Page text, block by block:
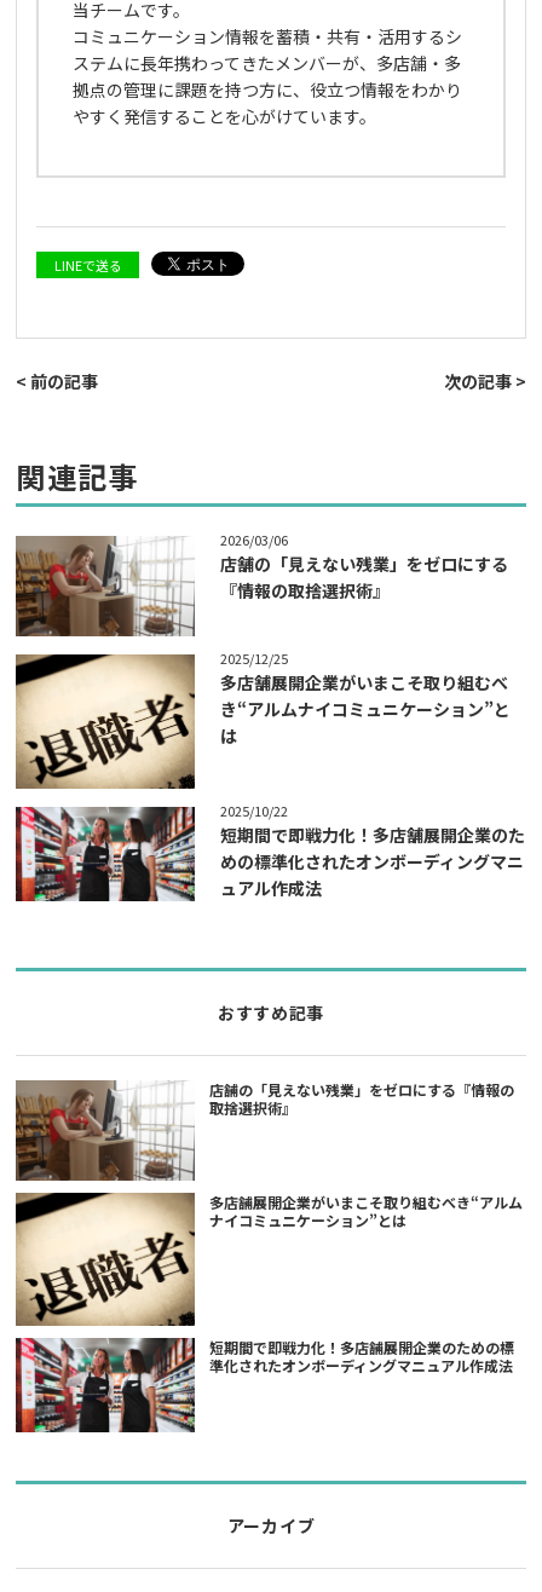
当チームです。
コミュニケーション情報を蓄積・共有・活用するシ
ステムに長年携わってきたメンバーが、多店舗・多
拠点の管理に課題を持つ方に、役立つ情報をわかり
やすく発信することを心がけています。
LINEで送る
< 前の記事 次の記事 >
関連記事
2026/03/06
店舗の「見えない残業」をゼロにする
『情報の取捨選択術』
2025/12/25
多店舗展開企業がいまこそ取り組むべ
き“アルムナイコミュニケーション”と
は
2025/10/22
短期間で即戦力化！多店舗展開企業のた
めの標準化されたオンボーディングマニ
ュアル作成法
おすすめ記事
店舗の「見えない残業」をゼロにする『情報の
取捨選択術』
多店舗展開企業がいまこそ取り組むべき“アルム
ナイコミュニケーション”とは
短期間で即戦力化！多店舗展開企業のための標
準化されたオンボーディングマニュアル作成法
アーカイブ